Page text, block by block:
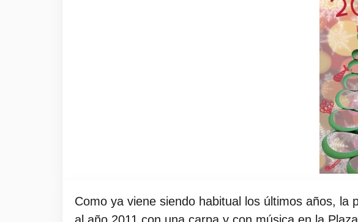
Como ya viene siendo habitual los últimos años,